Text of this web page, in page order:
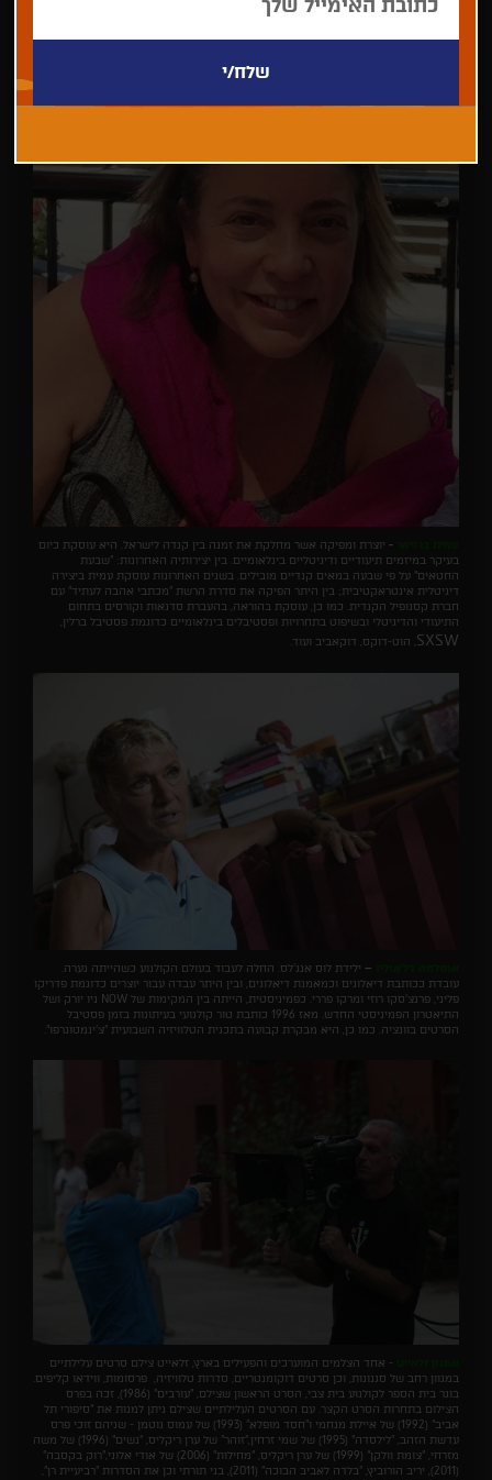
- יוצרת ומפיקה אשר מחלקת את זמנה בין קנדה לישראל. היא עוסקת כיום
בעיקר במיזמים תיעודיים ודיגיטליים בינלאומיים. בין יצירותיה האחרונות: "שבעת
החטאים" על פי שבעה במאים קנדיים מובילים. בשנים האחרונות עוסקת עמית ביצירה
דיגיטלית אינטראקטיבית; בין היתר הפיקה את סדרת הרשת "מכתבי אהבה לעתיד" עם
חברת קסנופיל הקנדית. כמו כן, עוסקת בהוראה, בהעברת סדנאות וקורסים בתחום
התיעודי והדיגיטלי ובשיפוט בתחרויות ופסטיבלים בינלאומיים כדוגמת פסטיבל ברלין,
SXSW , הוט-דוקס, דוקאביב ועוד.
– ילידת לוס אנג'לס. החלה לעבוד בעולם הקולנוע כשהייתה נערה.
עובדת ככותבת דיאלוגים וכמאמנת דיאלוגים, ובין היתר עבדה עבור יוצרים כדוגמת פדריקו
פליני, פרנצ'סקו רוזי ומרקו פררי. כפמיניסטית, הייתה בין המקימות של NOW ניו יורק ושל
התיאטרון הפמיניסטי החדש. מאז 1996 כותבת טור קולנועי בעיתונות בזמן פסטיבל
הסרטים בוונציה. כמו כן, היא מבקרת קבועה בתכנית הטלוויזיה השבועית "צ'ינמטוגרפו".
- אחד הצלמים המוערכים והפעילים בארץ, זלאייט צילם סרטים עלילתיים
במגוון רחב של סגנונות, וכן סרטים דוקומנטריים, סדרות טלוויזיה, פרסומות, ווידאו קליפים.
בוגר בית הספר לקולנוע בית צבי, הסרט הראשון שצילם, "עורבים" (1986), זכה בפרס
הצילום בתחרות הסרט הקצר. עם הסרטים העלילתיים שצילם ניתן למנות את "סיפורי תל
אביב" (1992) של איילת מנחמי ו"חסד מופלא" (1993) של עמוס גוטמן - שניהם זוכי פרס
עדשת הזהב, "לילסדה" (1995) של שמי זרחין,"זוהר" של ערן ריקליס, "נשים" (1996) של משה
מזרחי, "צומת וולקן" (1999) של ערן ריקליס, "מחילות" (2006) של אודי אלוני,"רוק בקסבה"
(2011), יריב הורוביץ, "בלדה לאביב הבוכה" (2011), בני תורתי וכן את הסדרות "רביעיית רן",